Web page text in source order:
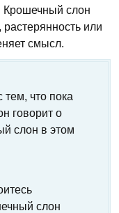
Крошечный слон
или
смысл.
тем, что пока
говорит о
слон в этом
слон